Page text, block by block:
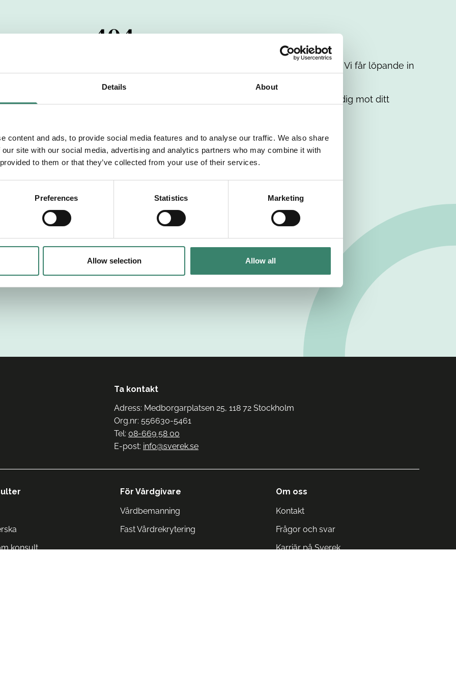
Details About
content and ads, to provide social media features and to analyse our traffic. We also share
site with our social media, advertising and analytics partners who may combine it with
to them or that they’ve collected from your use of their services.
Preferences Statistics Marketing
Allow selection Allow all
404
har passerats. Vi uppskattar verkligen ditt intresse. Misströsta inte. Vi får löpande in
dig med mer information om våra aktuella uppdrag. Tillsammans matchar vi dig mot ditt
Tillbaka till Sverek
Ta kontakt
Adress: Medborgarplatsen 25, 118 72 Stockholm
Org.nr: 556630-5461
Tel: 08-669 58 00
E-post: info@sverek.se
konsult
För Vårdgivare
Vårdbemanning
Fast Vårdrekrytering
Om oss
Kontakt
Frågor och svar
Karriär på Sverek